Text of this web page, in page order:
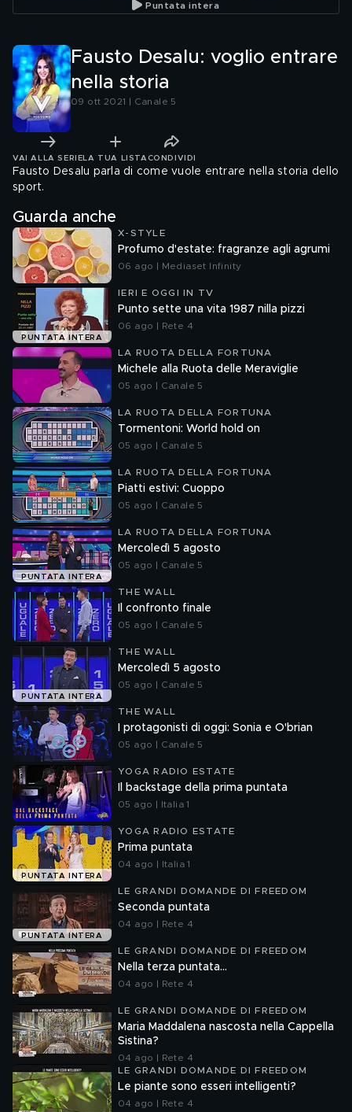
Puntata intera
Fausto Desalu: voglio entrare
nella storia
09 ott 2021 | Canale 5
VAI ALLA SERIE LA TUA LISTA CONDIVIDI
Fausto Desalu parla di come vuole entrare nella storia dello
sport.
Guarda anche
X-STYLE
Profumo d'estate: fragranze agli agrumi
06 ago | Mediaset Infinity
PUNTATA INTERA
IERI E OGGI IN TV
Punto sette una vita 1987 nilla pizzi
06 ago | Rete 4
LA RUOTA DELLA FORTUNA
Michele alla Ruota delle Meraviglie
05 ago | Canale 5
LA RUOTA DELLA FORTUNA
Tormentoni: World hold on
05 ago | Canale 5
LA RUOTA DELLA FORTUNA
Piatti estivi: Cuoppo
05 ago | Canale 5
PUNTATA INTERA
LA RUOTA DELLA FORTUNA
Mercoledì 5 agosto
05 ago | Canale 5
THE WALL
Il confronto finale
05 ago | Canale 5
PUNTATA INTERA
THE WALL
Mercoledì 5 agosto
05 ago | Canale 5
THE WALL
I protagonisti di oggi: Sonia e O'brian
05 ago | Canale 5
YOGA RADIO ESTATE
Il backstage della prima puntata
05 ago | Italia 1
PUNTATA INTERA
YOGA RADIO ESTATE
Prima puntata
04 ago | Italia 1
PUNTATA INTERA
LE GRANDI DOMANDE DI FREEDOM
Seconda puntata
04 ago | Rete 4
LE GRANDI DOMANDE DI FREEDOM
Nella terza puntata...
04 ago | Rete 4
LE GRANDI DOMANDE DI FREEDOM
Maria Maddalena nascosta nella Cappella
Sistina?
04 ago | Rete 4
LE GRANDI DOMANDE DI FREEDOM
Le piante sono esseri intelligenti?
04 ago | Rete 4